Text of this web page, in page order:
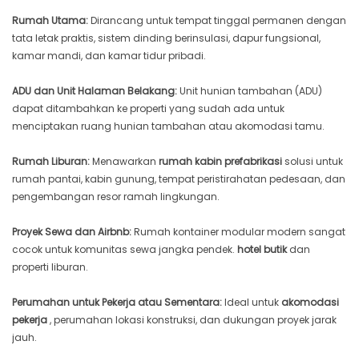
Rumah Utama:Dirancang untuk tempat tinggal permanen dengan
tata letak praktis, sistem dinding berinsulasi, dapur fungsional,
kamar mandi, dan kamar tidur pribadi.
ADU dan Unit Halaman Belakang:Unit hunian tambahan (ADU)
dapat ditambahkan ke properti yang sudah ada untuk
menciptakan ruang hunian tambahan atau akomodasi tamu.
Rumah Liburan:Menawarkan rumah kabin prefabrikasisolusi untuk
rumah pantai, kabin gunung, tempat peristirahatan pedesaan, dan
pengembangan resor ramah lingkungan.
Proyek Sewa dan Airbnb:Rumah kontainer modular modern sangat
cocok untuk komunitas sewa jangka pendek. hotel butikdan
properti liburan.
Perumahan untuk Pekerja atau Sementara:Ideal untuk akomodasi
pekerja, perumahan lokasi konstruksi, dan dukungan proyek jarak
jauh.